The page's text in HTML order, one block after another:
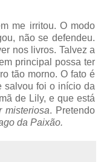
me irritou. O modo
não se defendeu.
nos livros. Talvez a
principal possa ter
tão morno. O fato é
salvou foi o início da
de Lily, e que está
misteriosa. Pretendo
da Paixão.